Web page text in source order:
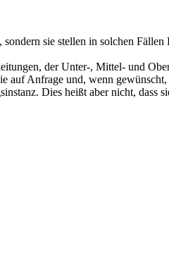
sie stellen in solchen
der Unter-, Mittel- und
auf Anfrage und, wenn
Dies heißt aber nicht, dass